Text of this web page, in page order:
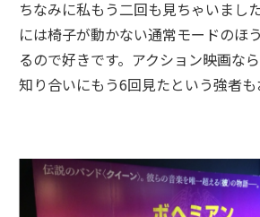
ちなみに私もう二回も見ちゃいまし
には椅子が動かない通常モードのほ
るので好きです。アクション映画な
知り合いにもう6回見たという強者も